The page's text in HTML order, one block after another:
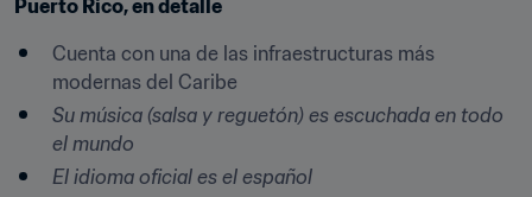
Puerto Rico, en detalle
Cuenta con una de las infraestructuras más
modernas del Caribe
Su música (salsa y reguetón) es escuchada en todo
el mundo
El idioma oficial es el español